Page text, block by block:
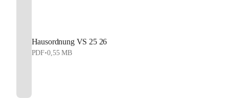
Hausordnung VS 25 26
PDF•0,55 MB